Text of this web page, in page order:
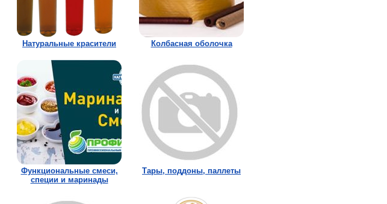
Натуральные красители Колбасная оболочка
Функциональные смеси,
специи и маринады
Тары, поддоны, паллеты